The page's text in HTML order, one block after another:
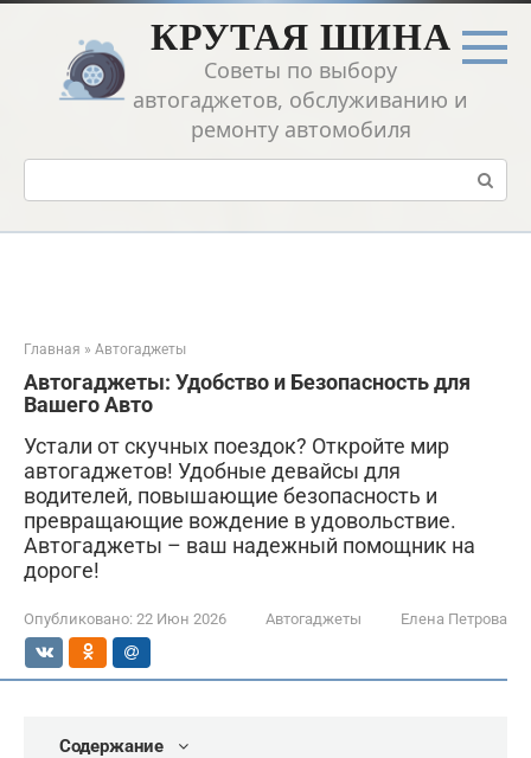
Перейти
контенту
КРУТАЯ ШИНА
Советы по выбору
автогаджетов, обслуживанию и
ремонту автомобиля
Поиск:
Главная » Автогаджеты
Автогаджеты: Удобство и Безопасность для
Вашего Авто
Устали от скучных поездок? Откройте мир
автогаджетов! Удобные девайсы для
водителей, повышающие безопасность и
превращающие вождение в удовольствие.
Автогаджеты – ваш надежный помощник на
дороге!
Опубликовано: 22 Июн 2026 Автогаджеты Елена Петрова
Содержание